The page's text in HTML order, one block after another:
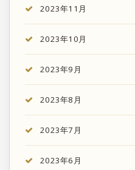
2023年11月
2023年10月
2023年9月
2023年8月
2023年7月
2023年6月